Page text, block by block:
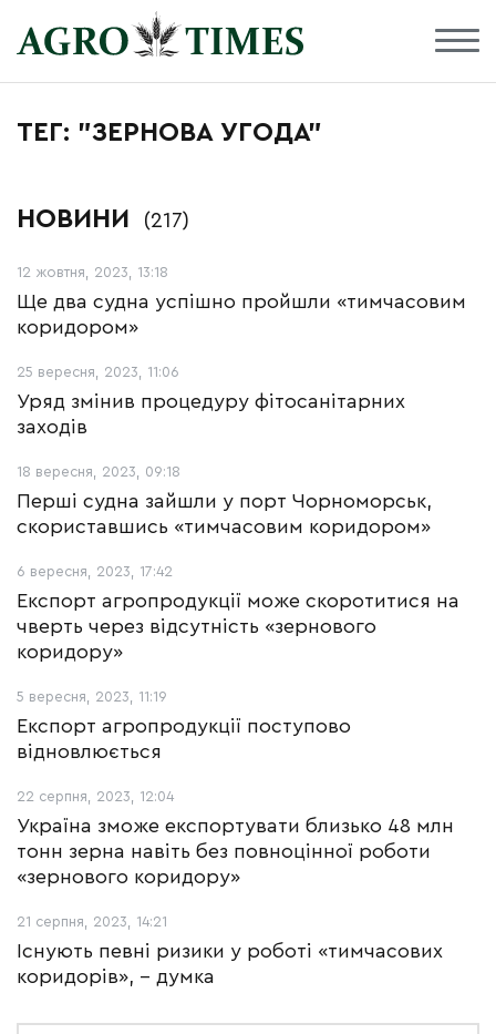
ТЕГ: "ЗЕРНОВА УГОДА"
НОВИНИ (217)
12 жовтня, 2023, 13:18
Ще два судна успішно пройшли «тимчасовим
коридором»
25 вересня, 2023, 11:06
Уряд змінив процедуру фітосанітарних
заходів
18 вересня, 2023, 09:18
Перші судна зайшли у порт Чорноморськ,
скориставшись «тимчасовим коридором»
6 вересня, 2023, 17:42
Експорт агропродукції може скоротитися на
чверть через відсутність «зернового
коридору»
5 вересня, 2023, 11:19
Експорт агропродукції поступово
відновлюється
22 серпня, 2023, 12:04
Україна зможе експортувати близько 48 млн
тонн зерна навіть без повноцінної роботи
«зернового коридору»
21 серпня, 2023, 14:21
Існують певні ризики у роботі «тимчасових
коридорів», - думка